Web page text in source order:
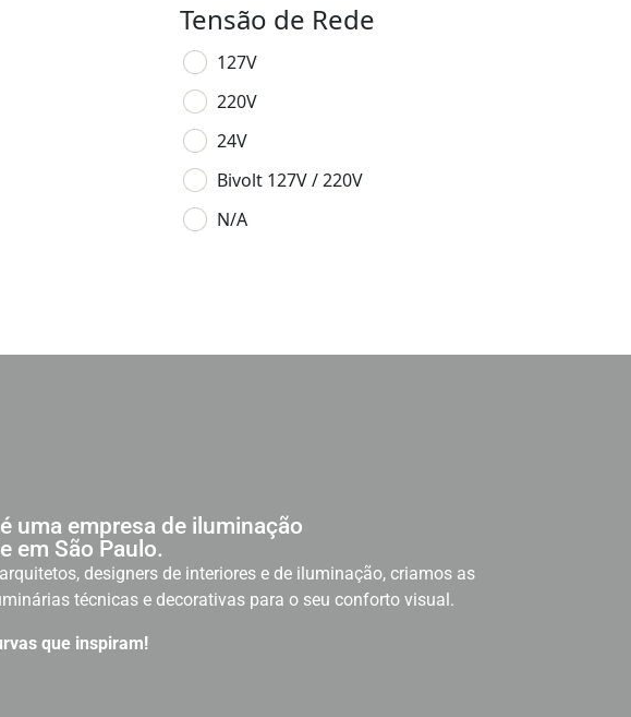
Tensão de Rede
127V
220V
24V
Bivolt 127V / 220V
N/A
uma empresa de iluminação
em São Paulo.
designers de interiores e de iluminação, criamos as
técnicas e decorativas para o seu conforto visual.
que inspiram!